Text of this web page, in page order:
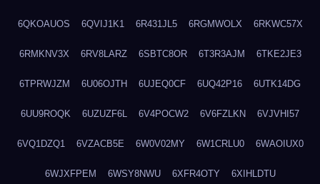
6QKOAUOS 6QVIJ1K1 6R431JL5 6RGMWOLX 6RKWC57X
6RMKNV3X 6RV8LARZ 6SBTC8OR 6T3R3AJM 6TKE2JE3
6TPRWJZM 6U06OJTH 6UJEQ0CF 6UQ42P16 6UTK14DG
6UU9ROQK 6UZUZF6L 6V4POCW2 6V6FZLKN 6VJVHI57
6VQ1DZQ1 6VZACB5E 6W0V02MY 6W1CRLU0 6WAOIUX0
6WJXFPEM 6WSY8NWU 6XFR4OTY 6XIHLDTU